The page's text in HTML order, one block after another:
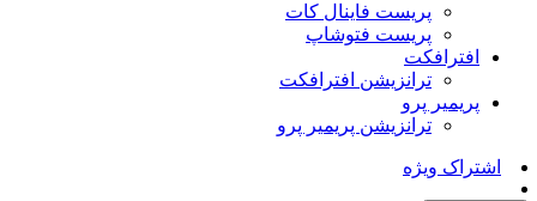
پریست فاینال کات
پریست فتوشاپ
افترافکت
ترانزیشن افترافکت
پریمیر پرو
ترانزیشن پریمیر پرو
اشتراک ویژه